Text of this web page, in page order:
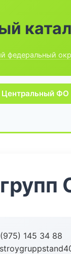
федеральный
Центральный ФО
145 34 88